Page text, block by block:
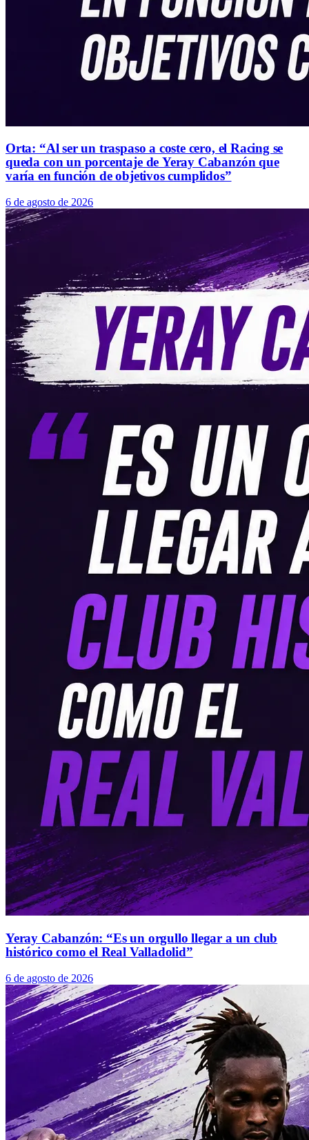
Orta: “Al ser un traspaso a coste cero, el Racing se
queda con un porcentaje de Yeray Cabanzón que
varía en función de objetivos cumplidos”
6 de agosto de 2026
Yeray Cabanzón: “Es un orgullo llegar a un club
histórico como el Real Valladolid”
6 de agosto de 2026